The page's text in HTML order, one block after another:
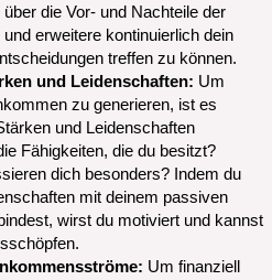
über die Vor- und Nachteile der
erweitere kontinuierlich dein
treffen zu können.
und Leidenschaften: Um
zu generieren, ist es
und Leidenschaften
Fähigkeiten, die du besitzt?
dich besonders? Indem du
mit deinem passiven
wirst du motiviert und kannst
Um finanziell